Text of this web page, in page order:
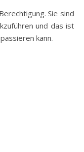
Sie sind
und das ist
kann.